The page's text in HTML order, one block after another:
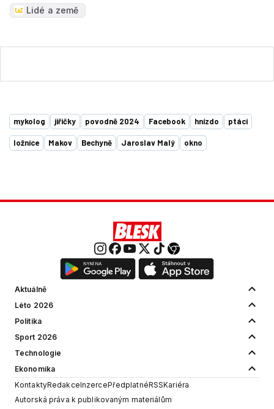
Lidé a země
mykolog jiřičky povodně 2024 Facebook hnízdo ptáci
ložnice Makov Bechyně Jaroslav Malý okno
Aktuálně
Léto 2026
Politika
Sport 2026
Technologie
Ekonomika
KontaktyRedakceInzercePředplatnéRSSKariéra
Autorská práva k publikovaným materiálům